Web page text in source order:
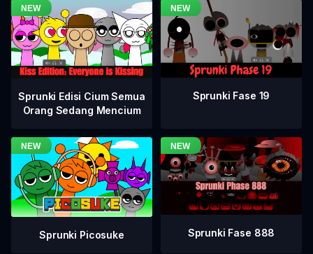
Sprunki Edisi Cium Semua
Orang Sedang Mencium
Sprunki Fase 19
Sprunki Picosuke Sprunki Fase 888